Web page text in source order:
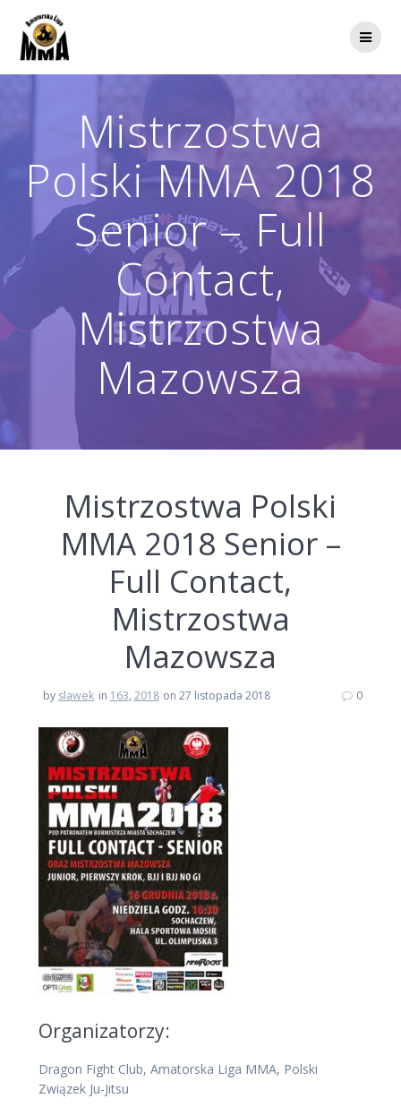
Mistrzostwa
Polski MMA 2018
Senior – Full
Contact,
Mistrzostwa
Mazowsza
Mistrzostwa Polski
MMA 2018 Senior –
Full Contact,
Mistrzostwa
Mazowsza
by slawek in 163, 2018 on 27 listopada 2018 0
Organizatorzy:
Dragon Fight Club, Amatorska Liga MMA, Polski
Związek Ju-Jitsu